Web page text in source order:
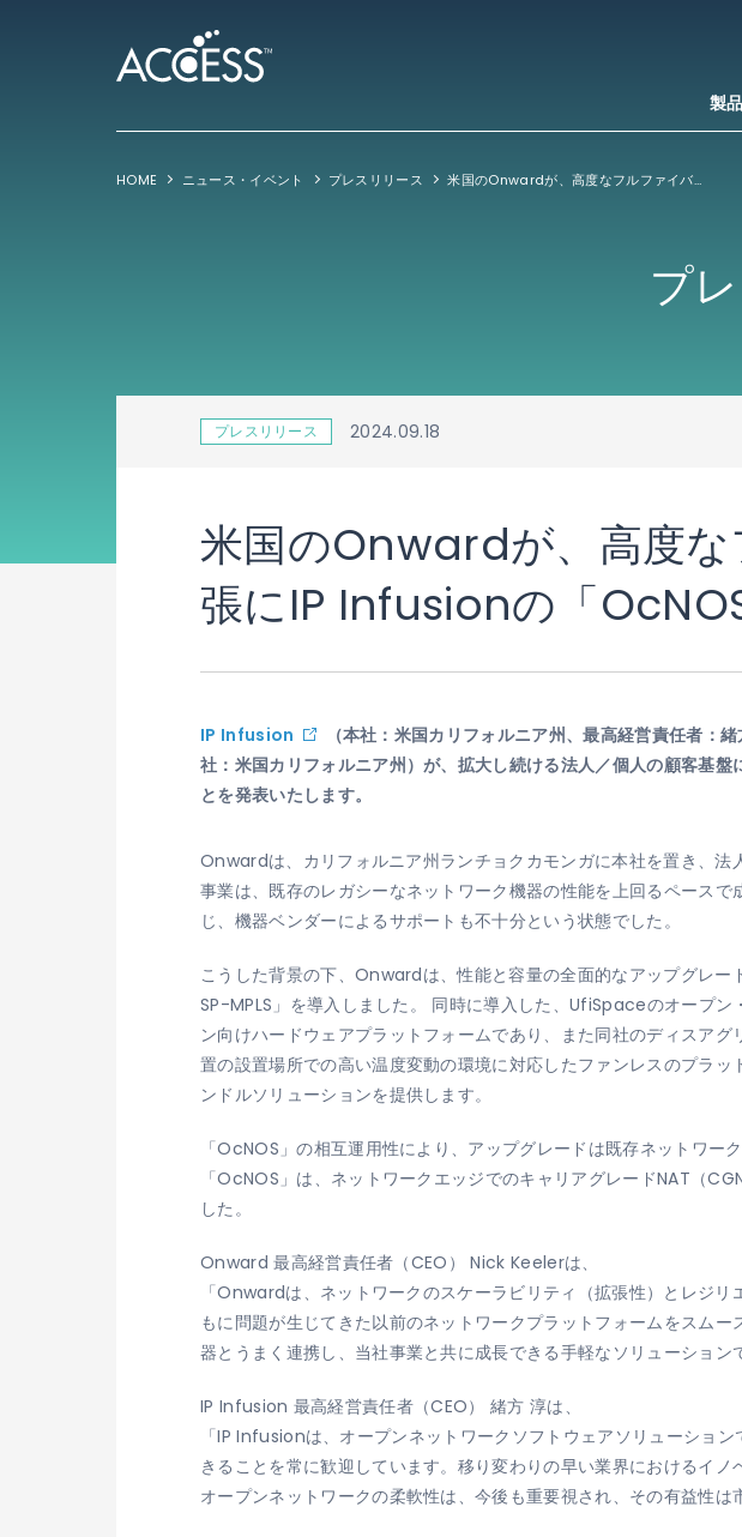
製
HOME ニュース・イベント プレスリリース 米国のOnwardが、高度なフルファイバーネットワークの拡張にIP Infusionの「OcNOS®」を採用
プ
プレスリリース 2024.09.18
米国のOnwardが、高度
張にIP Infusionの「
IP Infusion （本社：米国カリフォルニア州、最高経営責任者：
社：米国カリフォルニア州）が、拡大し続ける法人／個人の顧客基
とを発表いたします。
Onwardは、カリフォルニア州ランチョクカモンガに本社を置き、
事業は、既存のレガシーなネットワーク機器の性能を上回るペース
じ、機器ベンダーによるサポートも不十分という状態でした。
こうした背景の下、Onwardは、性能と容量の全面的なアップグレ
SP-MPLS」を導入しました。 同時に導入した、 UfiSpaceのオープン
ン向けハードウェアプラットフォームであり、また同社のディスア
置の設置場所での高い温度変動の環境に対応したファンレスのプラ
ンドルソリューションを提供します。
「OcNOS」の相互運用性により、アップグレードは既存ネットワー
「OcNOS」は、ネットワークエッジでのキャリアグレードNAT（
した。
Onward 最高経営責任者（CEO） Nick Keelerは、
「Onwardは、ネットワークのスケーラビリティ（拡張性）とレジ
もに問題が生じてきた以前のネットワークプラットフォームをスム
器とうまく連携し、当社事業と共に成長できる手軽なソリューション
IP Infusion 最高経営責任者（CEO） 緒方 淳は、
「IP Infusionは、オープンネットワークソフトウェアソリューショ
きることを常に歓迎しています。移り変わりの早い業界におけるイ
オープンネットワークの柔軟性は、今後も重要視され、その有益性は